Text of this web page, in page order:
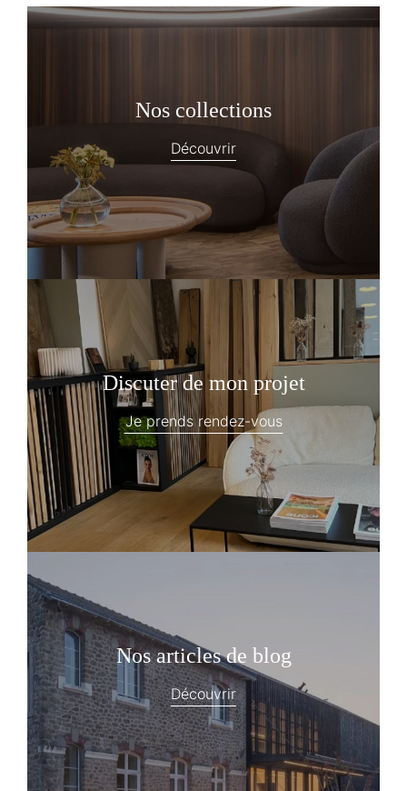
Nos collections
Découvrir
Discuter de mon projet
Je prends rendez-vous
Nos articles de blog
Découvrir